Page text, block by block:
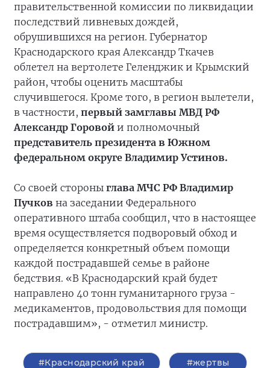
правительственной комиссии по ликвидации
последствий ливневых дождей,
обрушившихся на регион. Губернатор
Краснодарского края Александр Ткачев
облетел на вертолете Геленджик и Крымский
район, чтобы оценить масштабы
случившегося. Кроме того, в регион вылетели,
в частности, первый замглавы МВД РФ
Александр Горовой и полномочный
представитель президента в Южном
федеральном округе Владимир Устинов.
Со своей стороны глава МЧС РФ Владимир
Пучков на заседании Федерального
оперативного штаба сообщил, что в настоящее
время осуществляется подворовый обход и
определяется конкретный объем помощи
каждой пострадавшей семье в районе
бедствия. «В Краснодарский край будет
направлено 40 тонн гуманитарного груза -
медикаментов, продовольствия для помощи
пострадавшим», - отметил министр.
#Краснодарский край #жертвы